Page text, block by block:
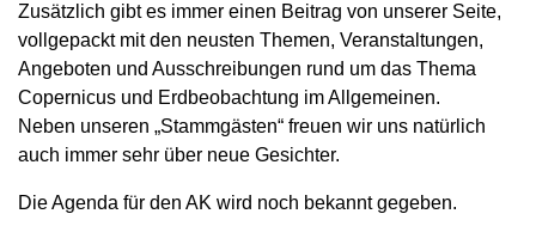
Zusätzlich gibt es immer einen Beitrag von unserer Seite,
vollgepackt mit den neusten Themen, Veranstaltungen,
Angeboten und Ausschreibungen rund um das Thema
Copernicus und Erdbeobachtung im Allgemeinen.
Neben unseren „Stammgästen“ freuen wir uns natürlich
auch immer sehr über neue Gesichter.
Die Agenda für den AK wird noch bekannt gegeben.